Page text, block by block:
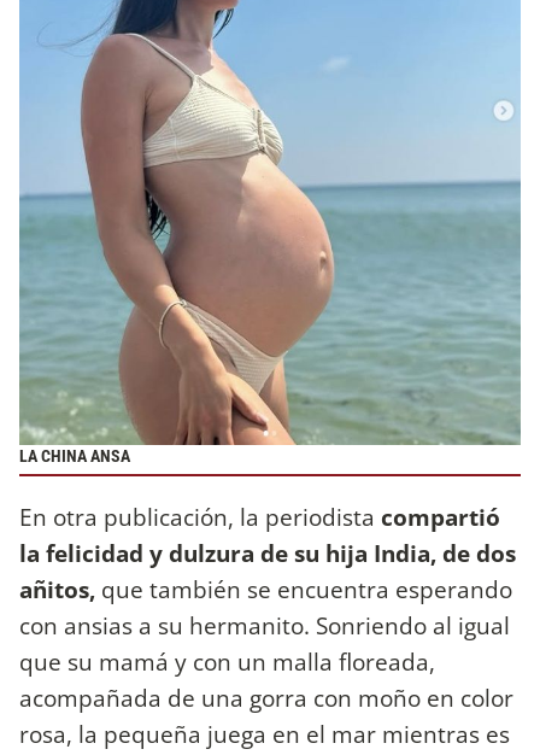
LA CHINA ANSA
En otra publicación, la periodista compartió
la felicidad y dulzura de su hija India, de dos
añitos, que también se encuentra esperando
con ansias a su hermanito. Sonriendo al igual
que su mamá y con un malla floreada,
acompañada de una gorra con moño en color
rosa, la pequeña juega en el mar mientras es